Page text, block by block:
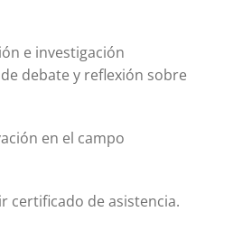
e investigación
debate y reflexión sobre
en el campo
certificado de asistencia.